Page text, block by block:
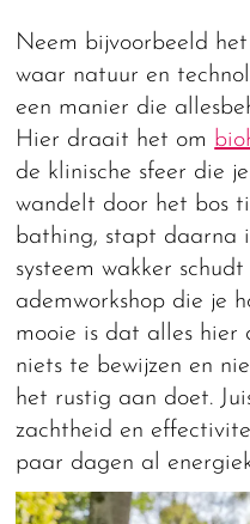
Neem bijvoorbeeld
waar natuur en
een manier die
Hier draait het om
de klinische sfeer die
wandelt door het bos
bathing, stapt daarna
systeem wakker
ademworkshop die je
mooie is dat alles hier
niets te bewijzen en
het rustig aan doet.
zachtheid en
paar dagen al